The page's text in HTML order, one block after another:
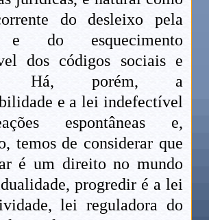
do desleixo pela
e do esquecimento
dos códigos sociais e
Há, porém, a
e a lei indefectível
espontâneas e,
temos de considerar que
é um direito no mundo
progredir é a lei
lei reguladora do